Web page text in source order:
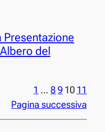
del
1 … 89 10 11
Pagina successiva